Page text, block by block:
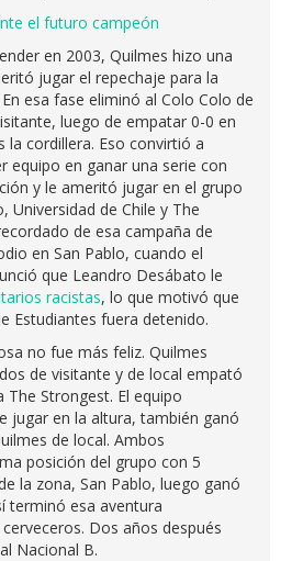
en 2003, Quilmes hizo una
jugar el repechaje para la
esa fase eliminó al Colo Colo de
luego de empatar 0-0 en
la cordillera. Eso convirtió a
equipo en ganar una serie con
y le ameritó jugar en el grupo
Universidad de Chile y The
de esa campaña de
en San Pablo, cuando el
que Leandro Desábato le
racistas, lo que motivó que
Estudiantes fuera detenido.
no fue más feliz. Quilmes
de visitante y de local empató
The Strongest. El equipo
jugar en la altura, también ganó
de local. Ambos
posición del grupo con 5
la zona, San Pablo, luego ganó
terminó esa aventura
Dos años después
Nacional B.